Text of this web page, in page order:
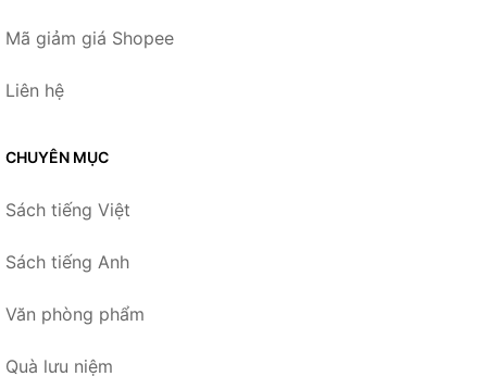
Mã giảm giá Shopee
Liên hệ
CHUYÊN MỤC
Sách tiếng Việt
Sách tiếng Anh
Văn phòng phẩm
Quà lưu niệm